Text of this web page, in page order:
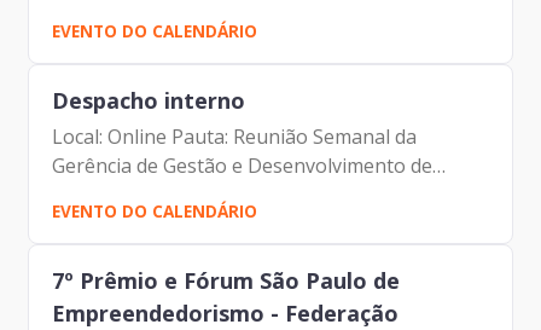
Participantes: - Francisco Forbes – Presidente |
Prodam-SP - André Tomiatto - Assessor da
Presidência | Prodam-SP...
EVENTO DO CALENDÁRIO
Despacho interno
Local: Online Pauta: Reunião Semanal da
Gerência de Gestão e Desenvolvimento de
Pessoas Participantes: - Francisco Forbes –
Presidente | Prodam-SP - André Tomiatto -
Assessor da Presidência |...
EVENTO DO CALENDÁRIO
7º Prêmio e Fórum São Paulo de
Empreendedorismo - Federação